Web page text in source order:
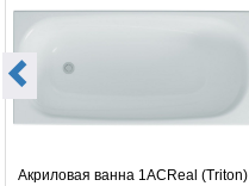
Акриловая ванна 1ACReal (Triton)